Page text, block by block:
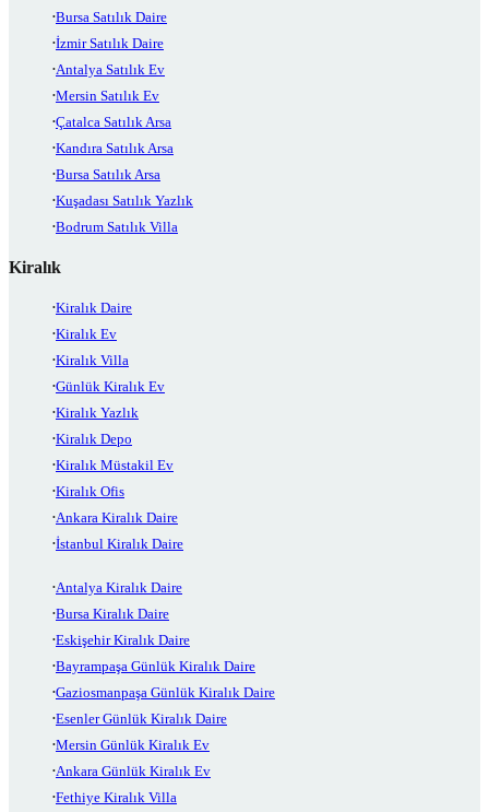
Bursa Satılık Daire
İzmir Satılık Daire
Antalya Satılık Ev
Mersin Satılık Ev
Çatalca Satılık Arsa
Kandıra Satılık Arsa
Bursa Satılık Arsa
Kuşadası Satılık Yazlık
Bodrum Satılık Villa
Kiralık
Kiralık Daire
Kiralık Ev
Kiralık Villa
Günlük Kiralık Ev
Kiralık Yazlık
Kiralık Depo
Kiralık Müstakil Ev
Kiralık Ofis
Ankara Kiralık Daire
İstanbul Kiralık Daire
Antalya Kiralık Daire
Bursa Kiralık Daire
Eskişehir Kiralık Daire
Bayrampaşa Günlük Kiralık Daire
Gaziosmanpaşa Günlük Kiralık Daire
Esenler Günlük Kiralık Daire
Mersin Günlük Kiralık Ev
Ankara Günlük Kiralık Ev
Fethiye Kiralık Villa